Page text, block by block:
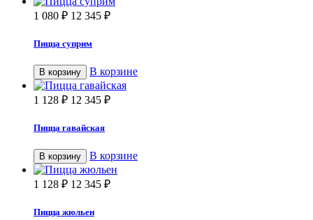
1 080 ₽ 12 345 ₽
Пицца суприм
В корзину В корзине
1 128 ₽ 12 345 ₽
Пицца гавайская
В корзину В корзине
1 128 ₽ 12 345 ₽
Пицца жюльен